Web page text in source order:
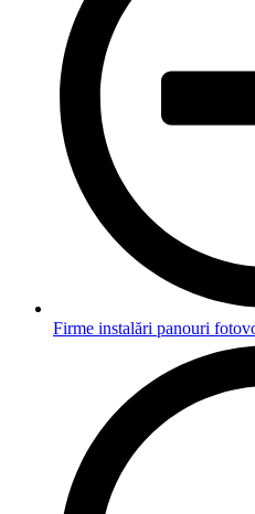
Firme instalări panouri